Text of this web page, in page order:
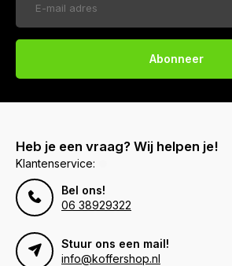
Abonneer
Heb je een vraag? Wij helpen je!
Klantenservice:
Bel ons!
06 38929322
Stuur ons een mail!
info@koffershop.nl